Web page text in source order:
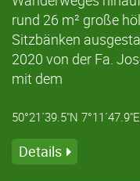
rund 26 m² große
Sitzbänken
2020 von der Fa.
mit dem
50°21´39.5"N
Details